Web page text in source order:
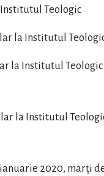
Institutul Teologic
la Institutul
la Institutul Teologic
la Institutul
2020, marți